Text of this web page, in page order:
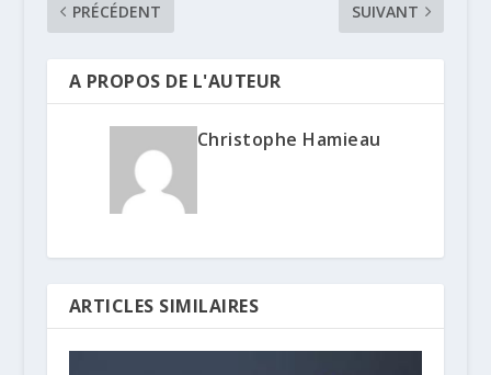
PRÉCÉDENT
SUIVANT
A PROPOS DE L'AUTEUR
Christophe Hamieau
ARTICLES SIMILAIRES